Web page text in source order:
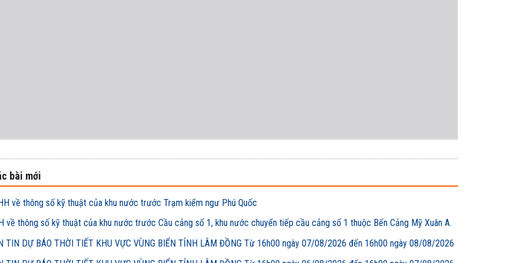
bài mới
về thông số kỹ thuật của khu nước trước Trạm kiểm ngư Phú Quốc
về thông số kỹ thuật của khu nước trước Cầu cảng số 1, khu nước chuyển tiếp cầu cảng số 1 thuộc Bến Cảng Mỹ Xuân A.
TIN DỰ BÁO THỜI TIẾT KHU VỰC VÙNG BIỂN TỈNH LÂM ĐỒNG Từ 16h00 ngày 07/08/2026 đến 16h00 ngày 08/08/2026